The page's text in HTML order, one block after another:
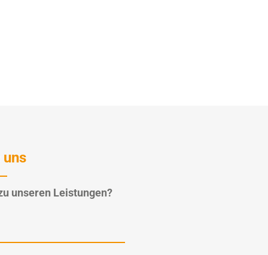
uns
unseren Leistungen?